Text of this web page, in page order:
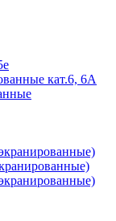
кат.6, 6А